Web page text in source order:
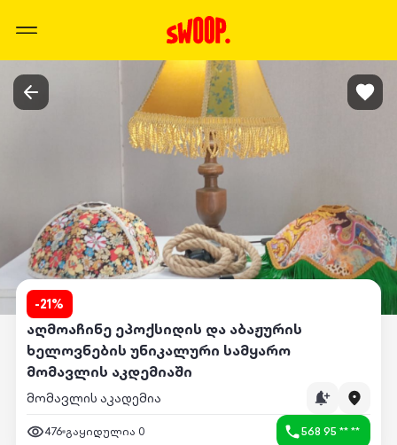
-21%
აღმოაჩინე ეპოქსიდის და აბაჟურის
ხელოვნების უნიკალური სამყარო
მომავლის აკდემიაში
მომავლის აკადემია
476 გაყიდულია 0 568 95 ** **